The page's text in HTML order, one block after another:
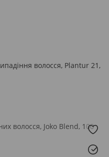
волосся, Plantur 21,